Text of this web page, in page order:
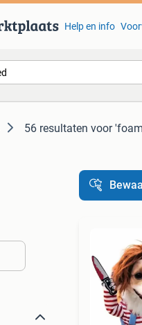
Help en info
56 resultaten voor